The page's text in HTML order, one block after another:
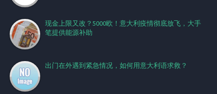
现金上限又改？5000欧！意大利疫情彻底放飞，大手
笔提供能源补助
出门在外遇到紧急情况，如何用意大利语求救？